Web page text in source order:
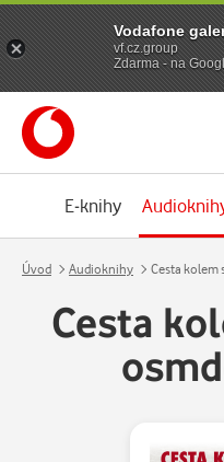
E-knihy
Úvod Audioknihy Cesta kolem
Cesta
Vodafone
vf.cz.group
Zdarma - na